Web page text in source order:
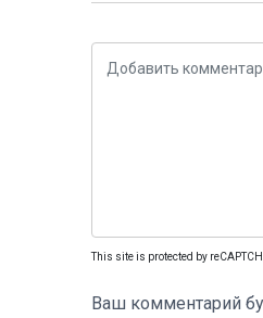
This site is protected by
Ваш комментарий